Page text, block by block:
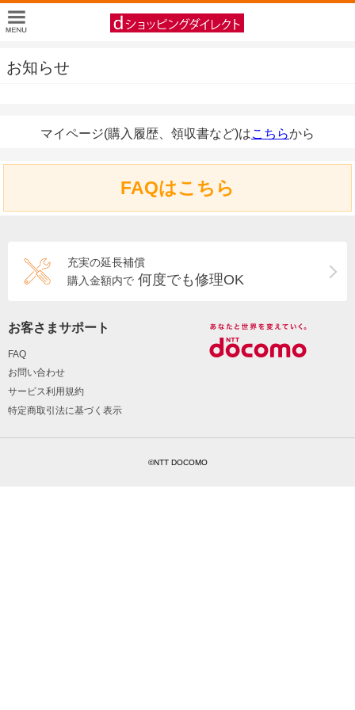
お知らせ
マイページ(購入履歴、領収書など)はこちらから
FAQはこちら
充実の延長補償
購入金額内で 何度でも修理OK
お客さまサポート
FAQ
お問い合わせ
サービス利用規約
特定商取引法に基づく表示
©NTT DOCOMO